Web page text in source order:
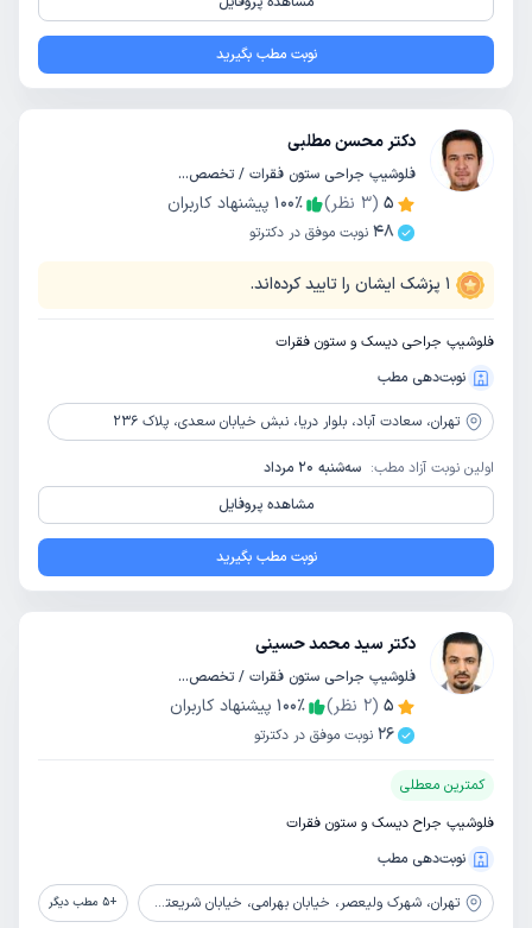
نوبت مطب بگیرید
دکتر محسن مطلبی
فلوشیپ جراحی ستون فقرات / تخصص ارتوپدی
5
(
3 نظر) 100٪
پیشنهاد کاربران
48 نوبت موفق در دکترتو
1 پزشک ایشان را تایید کرده‌اند.
فلوشیپ جراحی دیسک و ستون فقرات
نوبت‌دهی مطب
تهران، سعادت آباد، بلوار دریا، نبش خیابان سعدی، پلاک 236
اولین نوبت آزاد مطب: سه‌شنبه 20 مرداد
مشاهده پروفایل
نوبت مطب بگیرید
دکتر سید محمد حسینی
فلوشیپ جراحی ستون فقرات / تخصص جراحی مغز و اعصاب
5
(
2 نظر) 100٪
پیشنهاد کاربران
26 نوبت موفق در دکترتو
کمترین معطلی
فلوشیپ جراح دیسک و ستون فقرات
نوبت‌دهی مطب
تهران، شهرک ولیعصر، خیابان بهرامی، خیابان شریعتی، میلان دوم +
5 مطب دیگر